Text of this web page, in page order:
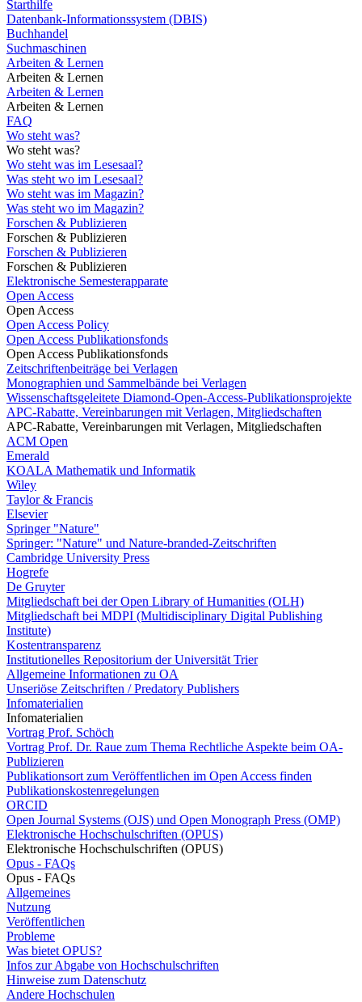
Starthilfe
Datenbank-Informationssystem (DBIS)
Buchhandel
Suchmaschinen
Arbeiten & Lernen
Arbeiten & Lernen
Arbeiten & Lernen
Arbeiten & Lernen
FAQ
Wo steht was?
Wo steht was?
Wo steht was im Lesesaal?
Was steht wo im Lesesaal?
Wo steht was im Magazin?
Was steht wo im Magazin?
Forschen & Publizieren
Forschen & Publizieren
Forschen & Publizieren
Forschen & Publizieren
Elektronische Semesterapparate
Open Access
Open Access
Open Access Policy
Open Access Publikationsfonds
Open Access Publikationsfonds
Zeitschriftenbeiträge bei Verlagen
Monographien und Sammelbände bei Verlagen
Wissenschaftsgeleitete Diamond-Open-Access-Publikationsprojekte
APC-Rabatte, Vereinbarungen mit Verlagen, Mitgliedschaften
APC-Rabatte, Vereinbarungen mit Verlagen, Mitgliedschaften
ACM Open
Emerald
KOALA Mathematik und Informatik
Wiley
Taylor & Francis
Elsevier
Springer "Nature"
Springer: "Nature" und Nature-branded-Zeitschriften
Cambridge University Press
Hogrefe
De Gruyter
Mitgliedschaft bei der Open Library of Humanities (OLH)
Mitgliedschaft bei MDPI (Multidisciplinary Digital Publishing
Institute)
Kostentransparenz
Institutionelles Repositorium der Universität Trier
Allgemeine Informationen zu OA
Unseriöse Zeitschriften / Predatory Publishers
Infomaterialien
Infomaterialien
Vortrag Prof. Schöch
Vortrag Prof. Dr. Raue zum Thema Rechtliche Aspekte beim OA-
Publizieren
Publikationsort zum Veröffentlichen im Open Access finden
Publikationskostenregelungen
ORCID
Open Journal Systems (OJS) und Open Monograph Press (OMP)
Elektronische Hochschulschriften (OPUS)
Elektronische Hochschulschriften (OPUS)
Opus - FAQs
Opus - FAQs
Allgemeines
Nutzung
Veröffentlichen
Probleme
Was bietet OPUS?
Infos zur Abgabe von Hochschulschriften
Hinweise zum Datenschutz
Andere Hochschulen